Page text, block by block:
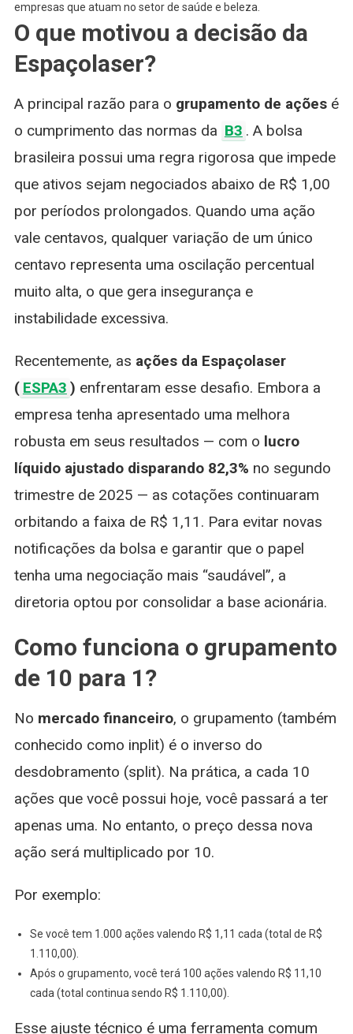
empresas que atuam no setor de saúde e beleza.
O que motivou a decisão da
Espaçolaser?
A principal razão para o grupamento de açõesé
o cumprimento das normas da B3 . A bolsa
brasileira possui uma regra rigorosa que impede
que ativos sejam negociados abaixo de R$ 1,00
por períodos prolongados. Quando uma ação
vale centavos, qualquer variação de um único
centavo representa uma oscilação percentual
muito alta, o que gera insegurança e
instabilidade excessiva.
Recentemente, as ações da Espaçolaser
( ESPA3 ) enfrentaram esse desafio. Embora a
empresa tenha apresentado uma melhora
robusta em seus resultados — com o lucro
líquido ajustado disparando 82,3% no segundo
trimestre de 2025 — as cotações continuaram
orbitando a faixa de R$ 1,11. Para evitar novas
notificações da bolsa e garantir que o papel
tenha uma negociação mais “saudável”, a
diretoria optou por consolidar a base acionária.
Como funciona o grupamento
de 10 para 1?
No mercado financeiro, o grupamento (também
conhecido como inplit) é o inverso do
desdobramento (split). Na prática, a cada 10
ações que você possui hoje, você passará a ter
apenas uma. No entanto, o preço dessa nova
ação será multiplicado por 10.
Por exemplo:
Se você tem 1.000 ações valendo R$ 1,11 cada (total de R$
1.110,00).
Após o grupamento, você terá 100 ações valendo R$ 11,10
cada (total continua sendo R$ 1.110,00).
Esse ajuste técnico é uma ferramenta comum